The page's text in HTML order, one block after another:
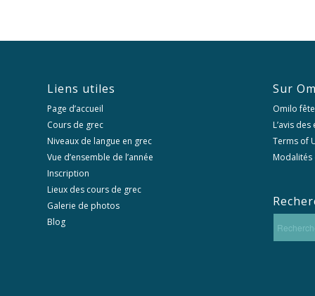
Liens utiles
Page d’accueil
Cours de grec
Niveaux de langue en grec
Vue d’ensemble de l’année
Inscription
Lieux des cours de grec
Galerie de photos
Blog
Sur
Omilo
L’avis
Terms of